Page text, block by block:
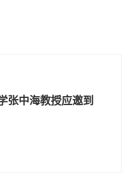
张中海教授应邀到